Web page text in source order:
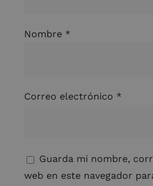
Nombre *
Correo electrónico *
Guarda mi nombre,
web en este navegador